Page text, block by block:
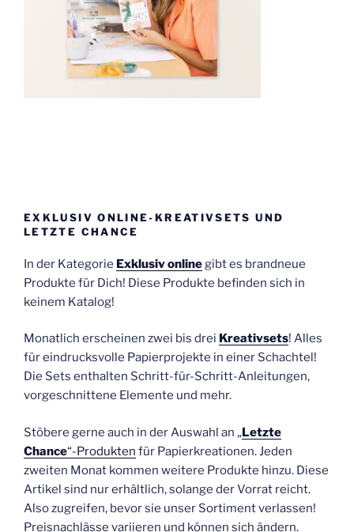
EXKLUSIV ONLINE-KREATIVSETS UND
LETZTE CHANCE
In der Kategorie Exklusiv online gibt es brandneue
Produkte für Dich! Diese Produkte befinden sich in
keinem Katalog!
Monatlich erscheinen zwei bis drei Kreativsets! Alles
für eindrucksvolle Papierprojekte in einer Schachtel!
Die Sets enthalten Schritt-für-Schritt-Anleitungen,
vorgeschnittene Elemente und mehr.
Stöbere gerne auch in der Auswahl an „Letzte
Chance“-Produkten für Papierkreationen. Jeden
zweiten Monat kommen weitere Produkte hinzu. Diese
Artikel sind nur erhältlich, solange der Vorrat reicht.
Also zugreifen, bevor sie unser Sortiment verlassen!
Preisnachlässe variieren und können sich ändern.